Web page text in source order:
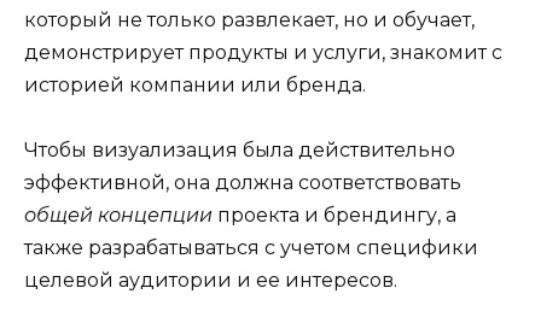
который не только развлекает, но и обучает,
демонстрирует продукты и услуги, знакомит с
историей компании или бренда.
Чтобы визуализация была действительно
эффективной, она должна соответствовать
общей концепции проекта и брендингу, а
также разрабатываться с учетом специфики
целевой аудитории и ее интересов.